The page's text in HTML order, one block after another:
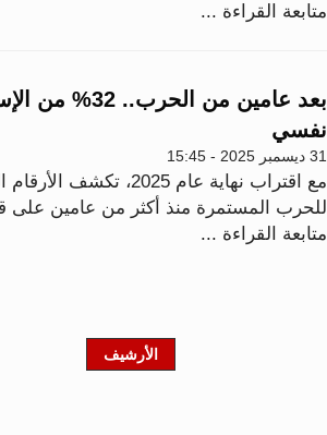
متابعة القراءة ...
بعد عامين من
نفسي
31 ديسمبر 2025 - 15:45
مع اقتراب نهاية عام
للحرب المستمرة منذ أكثر من عامين على
متابعة القراءة ...
الأرشيف